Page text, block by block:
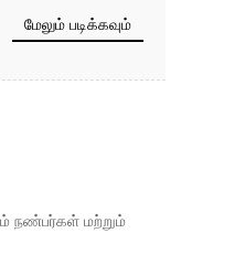
மேலும் படிக்கவும்
நண்பர்கள் மற்றும்